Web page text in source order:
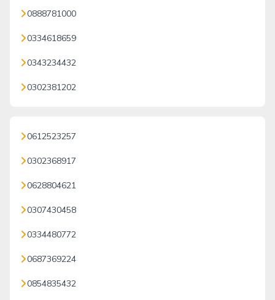
0888781000
0334618659
0343234432
0302381202
0612523257
0302368917
0628804621
0307430458
0334480772
0687369224
0854835432